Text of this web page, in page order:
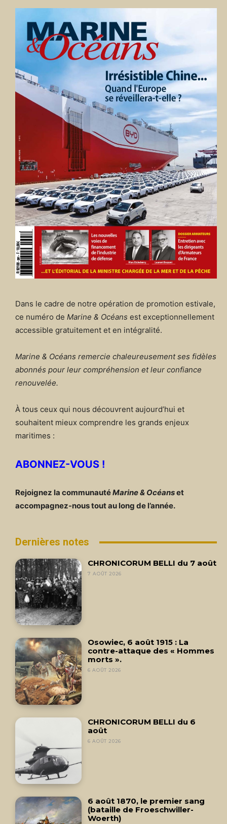
Dans le cadre de notre opération de promotion estivale,
ce numéro de Marine & Océans est exceptionnellement
accessible gratuitement et en intégralité.
Marine & Océans remercie chaleureusement ses fidèles
abonnés pour leur compréhension et leur confiance
renouvelée.
À tous ceux qui nous découvrent aujourd’hui et
souhaitent mieux comprendre les grands enjeux
maritimes :
ABONNEZ-VOUS !
Rejoignez la communautéMarine & Océanset
accompagnez-nous tout au long de l’année.
Dernières notes
CHRONICORUM BELLI du 7 août
7 AOÛT 2026
Osowiec, 6 août 1915 : La
contre-attaque des « Hommes
morts ».
6 AOÛT 2026
CHRONICORUM BELLI du 6
août
6 AOÛT 2026
6 août 1870, le premier sang
(bataille de Froeschwiller-
Woerth)